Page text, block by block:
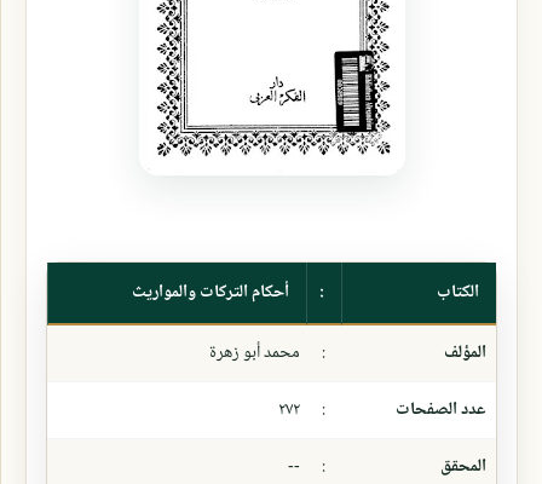
الكتاب :
أحكام التركات والمواريث
المؤلف
:
محمد أبو زهرة
عدد الصفحات
:
٢٧٢
المحقق
:
--